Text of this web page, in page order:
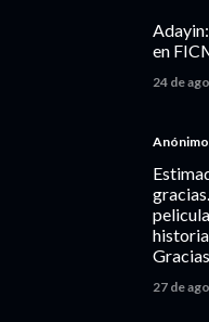
en
24 de
27 de